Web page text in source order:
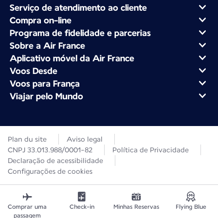
Serviço de atendimento ao cliente
Compra on-line
Programa de fidelidade e parcerias
Sobre a Air France
Aplicativo móvel da Air France
Voos Desde
Voos para França
Viajar pelo Mundo
Plan du site
Aviso legal
CNPJ 33.013.988/0001-82
Política de Privacidade
Declaração de acessibilidade
Configurações de cookies
Comprar uma
passagem
Check-in Minhas Reservas Flying Blue